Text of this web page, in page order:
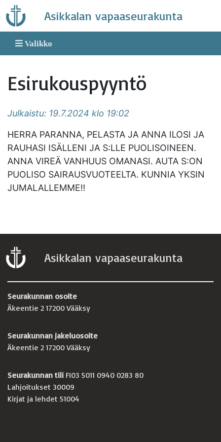
Skip
to
content
Asikkalan vapaaseurakunta
Valikko
Esirukouspyyntö
Julkaistu: 19.7.2024 klo 19:02
HERRA PARANNA, PELASTA JA ANNA ILOSI JA
RAUHASI ISÄLLENI JA S:LLE PUOLISOINEEN.
ANNA VIREÄ VANHUUS OMANASI. AUTA S:ON
PUOLISO SAIRAUSVUOTEELTA. KUNNIA YKSIN
JUMALALLEMME!!
Asikkalan vapaaseurakunta
Seurakunnan osoite
Äkeentie 2 17200 Vääksy
Seurakunnan jakeluosoite
Äkeentie 2 17200 Vääksy
Seurakunnan tili FI03 5011 0940 0283 80
Lahjoitukset 30009
Kirjat ja lehdet 51004